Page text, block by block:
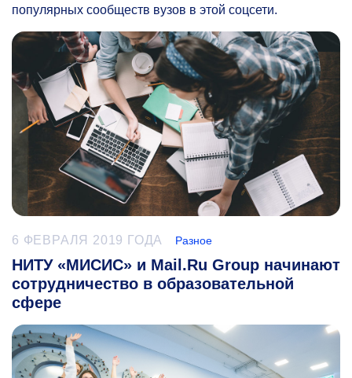
популярных сообществ вузов в этой соцсети.
6 ФЕВРАЛЯ 2019 ГОДА Разное
НИТУ «МИСИС» и Mail.Ru Group начинают
сотрудничество в образовательной
сфере